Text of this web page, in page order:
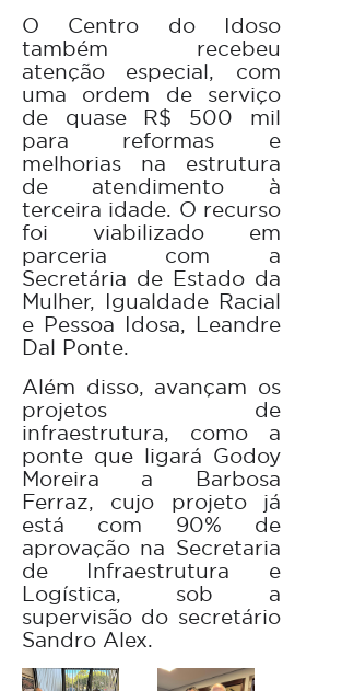
O Centro do Idoso
também recebeu
atenção especial, com
uma ordem de serviço
de quase R$ 500 mil
para reformas e
melhorias na estrutura
de atendimento à
terceira idade. O recurso
foi viabilizado em
parceria com a
Secretária de Estado da
Mulher, Igualdade Racial
e Pessoa Idosa, Leandre
Dal Ponte.
Além disso, avançam os
projetos de
infraestrutura, como a
ponte que ligará Godoy
Moreira a Barbosa
Ferraz, cujo projeto já
está com 90% de
aprovação na Secretaria
de Infraestrutura e
Logística, sob a
supervisão do secretário
Sandro Alex.